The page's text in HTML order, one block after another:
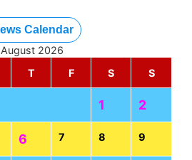
Calendar
August 2026
T F S S
1 2
6 7 8 9